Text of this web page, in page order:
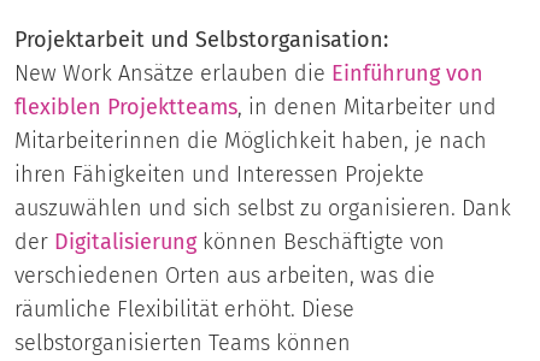
Projektarbeit und Selbstorganisation:
New Work Ansätze erlauben die Einführung von
flexiblen Projektteams, in denen Mitarbeiter und
Mitarbeiterinnen die Möglichkeit haben, je nach
ihren Fähigkeiten und Interessen Projekte
auszuwählen und sich selbst zu organisieren. Dank
der Digitalisierungkönnen Beschäftigte von
verschiedenen Orten aus arbeiten, was die
räumliche Flexibilität erhöht. Diese
selbstorganisierten Teams können